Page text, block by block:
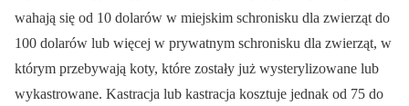
wahają się od 10 dolarów w miejskim schronisku dla zwierząt do
100 dolarów lub więcej w prywatnym schronisku dla zwierząt, w
którym przebywają koty, które zostały już wysterylizowane lub
wykastrowane. Kastracja lub kastracja kosztuje jednak od 75 do